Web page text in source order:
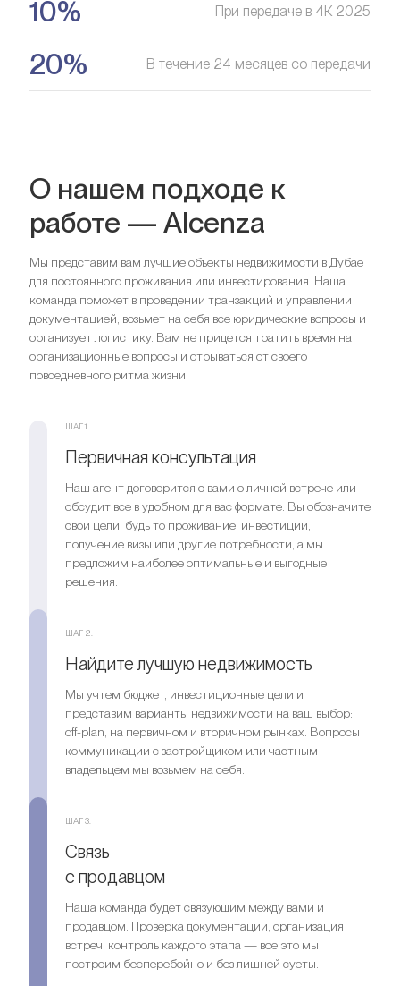
10% При передаче в 4К 2025
20% В течение 24 месяцев со передачи
О нашем подходе к
работе — Alcenza
Мы представим вам лучшие объекты недвижимости в Дубае
для постоянного проживания или инвестирования. Наша
команда поможет в проведении транзакций и управлении
документацией, возьмет на себя все юридические вопросы и
организует логистику. Вам не придется тратить время на
организационные вопросы и отрываться от своего
повседневного ритма жизни.
ШАГ 1.
Первичная консультация
Наш агент договорится с вами о личной встрече или
обсудит все в удобном для вас формате. Вы обозначите
свои цели, будь то проживание, инвестиции,
получение визы или другие потребности, а мы
предложим наиболее оптимальные и выгодные
решения.
ШАГ 2.
Найдите лучшую недвижимость
Мы учтем бюджет, инвестиционные цели и
представим варианты недвижимости на ваш выбор:
off-plan, на первичном и вторичном рынках. Вопросы
коммуникации с застройщиком или частным
владельцем мы возьмем на себя.
ШАГ 3.
Связь
с продавцом
Наша команда будет связующим между вами и
продавцом. Проверка документации, организация
встреч, контроль каждого этапа — все это мы
построим бесперебойно и без лишней суеты.